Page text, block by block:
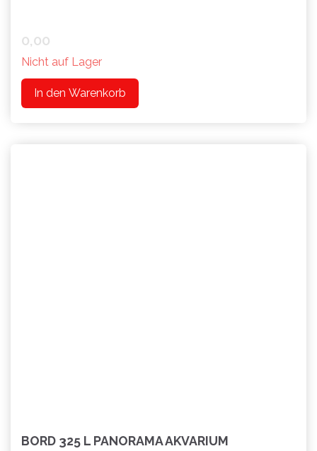
0,00
Nicht auf Lager
In den Warenkorb
BORD 325 L PANORAMA AKVARIUM